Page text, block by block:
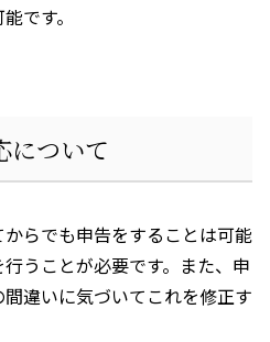
です。
について
らでも申告をすることは可能
うことが必要です。また、申
違いに気づいてこれを修正す